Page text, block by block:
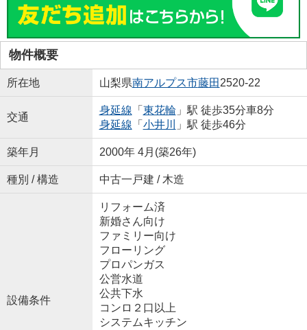
物件概要
所在地 山梨県南アルプス市藤田2520-22
交通
身延線 「 東花輪」駅 徒歩35分車8分
身延線 「 小井川 」駅 徒歩46分
築年月 2000年 4月(築26年)
種別 / 構造 中古一戸建 / 木造
設備条件
リフォーム済
新婚さん向け
ファミリー向け
フローリング
プロパンガス
公営水道
公共下水
コンロ２口以上
システムキッチン